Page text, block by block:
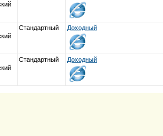
Стандартный Доходный
Стандартный Доходный